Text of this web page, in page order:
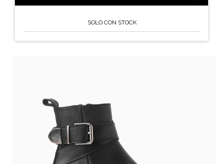
BLANCO
CARAMEL
MILITAR
AW2024
SS25
SOLO CON STOCK